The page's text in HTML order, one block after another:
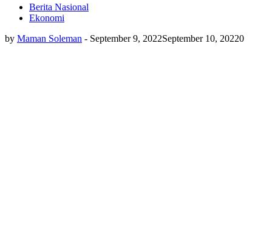
Berita Nasional
Ekonomi
by Maman Soleman - September 9, 2022September 10, 20220